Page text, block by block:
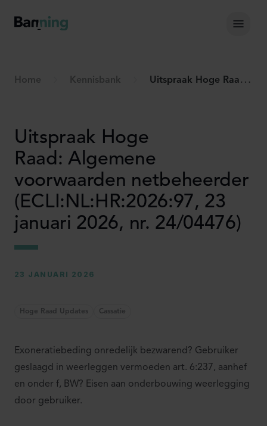
Home Kennisbank Uitspraak Hoge Raad: Algemene voorwaarden netbeheerder (ECLI:NL:HR:2026:97, 23 januari 2026, nr. 24/04476)
Uitspraak Hoge
Raad: Algemene
voorwaarden netbeheerder
(ECLI:NL:HR:2026:97, 23
januari 2026, nr. 24/04476)
23 JANUARI 2026
Hoge Raad Updates Cassatie
Exoneratiebeding onredelijk bezwarend? Gebruiker
geslaagd in weerleggen vermoeden art. 6:237, aanhef
en onder f, BW? Eisen aan onderbouwing weerlegging
door gebruiker.